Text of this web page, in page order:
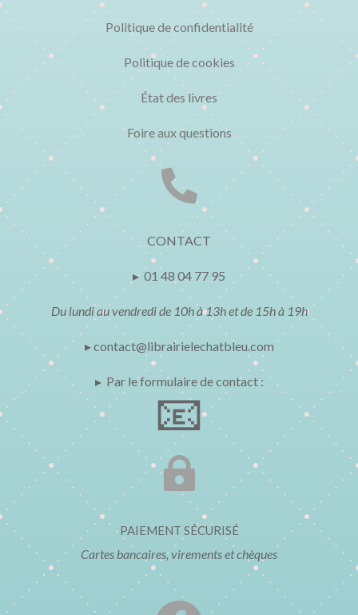
Politique de confidentialité
Politique de cookies
État des livres
Foire aux questions

CONTACT
▸ 01 48 04 77 95
Du lundi au vendredi de 10h à 13h et de 15h à 19h
▸ contact@librairielechatbleu.com
▸ Par le formulaire de contact :
📧

PAIEMENT SÉCURISÉ
Cartes bancaires, virements et chèques